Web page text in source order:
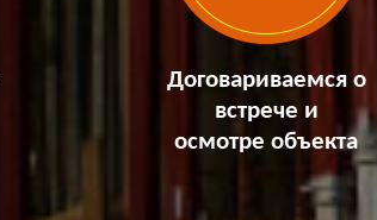
Договариваемся о
встрече и
осмотре объекта